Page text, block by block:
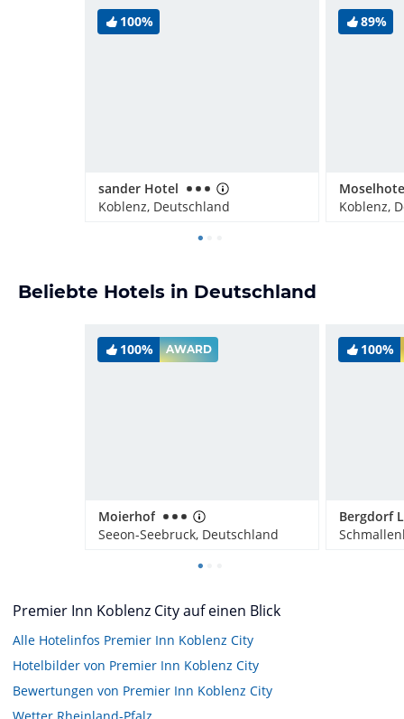
100%
sander Hotel
Koblenz, Deutschland
89%
Koblenz,
Beliebte Hotels in Deutschland
100% AWARD
Moierhof
Seeon-Seebruck, Deutschland
100%
Premier Inn Koblenz City auf einen Blick
Alle Hotelinfos Premier Inn Koblenz City
Hotelbilder von Premier Inn Koblenz City
Bewertungen von Premier Inn Koblenz City